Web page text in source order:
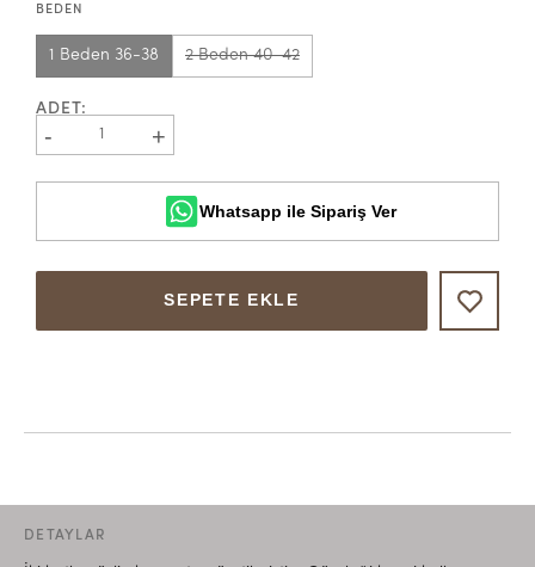
BEDEN
1 Beden 36-38 2 Beden 40-42
ADET:
- 1 +
Whatsapp ile Sipariş Ver
SEPETE EKLE
DETAYLAR